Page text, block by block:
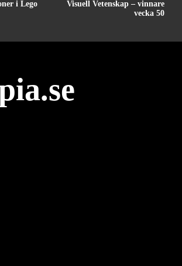
i Lego
Visuell Vetenskap – vinnare
vecka 50